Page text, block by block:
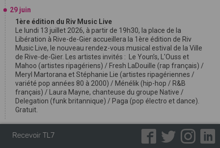
29 juin
1ère édition du Riv Music Live
Le lundi 13 juillet 2026, à partir de 19h30, la place de la
Libération à Rive-de-Gier accueillera la 1ère édition de Riv
Music Live, le nouveau rendez-vous musical estival de la Ville
de Rive-de-Gier. Les artistes invités : Le Youn’s, L'Ouss et
Mahoo (artistes ripagériens) / Fresh LaDouille (rap français) /
Meryl Martorana et Stéphanie Lie (artistes ripagériennes /
variété pop années 80 à 2000) / Ménélik (hip-hop / R&B
français) / Laura Mayne, chanteuse du groupe Native /
Delegation (funk britannique) / Paga (pop électro et dance).
Gratuit.
Recevoir TL7